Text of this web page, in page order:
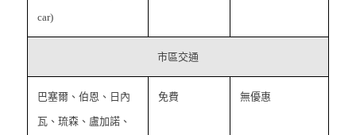
car)
市區交通
巴塞爾、伯恩、日內
瓦、琉森、盧加諾、
免費 無優惠